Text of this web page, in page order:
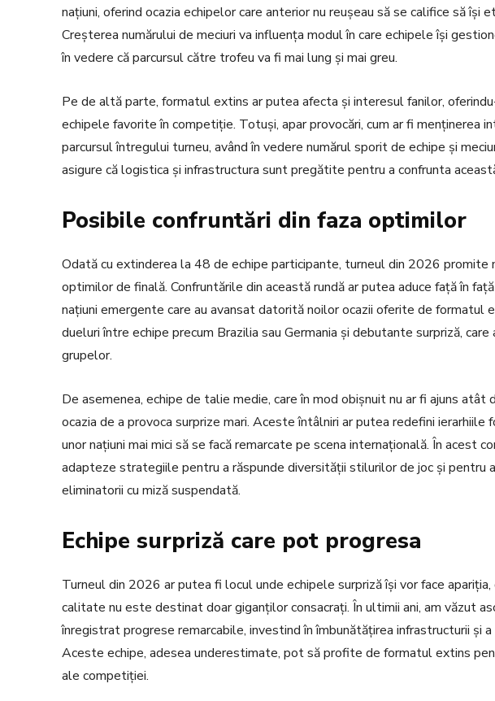
națiuni, oferind ocazia echipelor care anterior nu reușeau să se califice să
Creșterea numărului de meciuri va influența modul în care echipele își
în vedere că parcursul către trofeu va fi mai lung și mai greu.
Pe de altă parte, formatul extins ar putea afecta și interesul fanilor,
echipele favorite în competiție. Totuși, apar provocări, cum ar fi menținerea
parcursul întregului turneu, având în vedere numărul sporit de echipe și
asigure că logistica și infrastructura sunt pregătite pentru a confrunta
Posibile confruntări din faza optimilor
Odată cu extinderea la 48 de echipe participante, turneul din 2026 promite
optimilor de finală. Confruntările din această rundă ar putea aduce față în
națiuni emergente care au avansat datorită noilor ocazii oferite de formatul
dueluri între echipe precum Brazilia sau Germania și debutante surpriză,
grupelor.
De asemenea, echipe de talie medie, care în mod obișnuit nu ar fi ajuns atât
ocazia de a provoca surprize mari. Aceste întâlniri ar putea redefini
unor națiuni mai mici să se facă remarcate pe scena internațională. În acest
adapteze strategiile pentru a răspunde diversității stilurilor de joc și pentru
eliminatorii cu miză suspendată.
Echipe surpriză care pot progresa
Turneul din 2026 ar putea fi locul unde echipele surpriză își vor face
calitate nu este destinat doar giganților consacrați. În ultimii ani, am văzut
înregistrat progrese remarcabile, investind în îmbunătățirea infrastructurii și
Aceste echipe, adesea underestimate, pot să profite de formatul extins
ale competiției.